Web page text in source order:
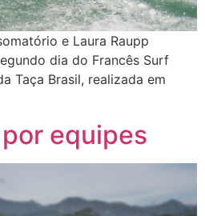
e Laura Raupp
dia do Francês Surf
Taça Brasil, realizada em
equipes